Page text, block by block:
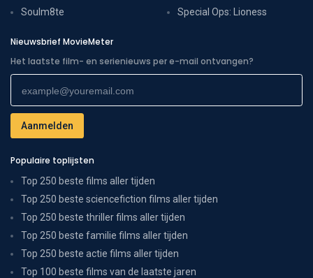
Soulm8te
Special Ops: Lioness
Nieuwsbrief MovieMeter
Het laatste film- en serienieuws per e-mail ontvangen?
Populaire toplijsten
Top 250 beste films aller tijden
Top 250 beste sciencefiction films aller tijden
Top 250 beste thriller films aller tijden
Top 250 beste familie films aller tijden
Top 250 beste actie films aller tijden
Top 100 beste films van de laatste jaren